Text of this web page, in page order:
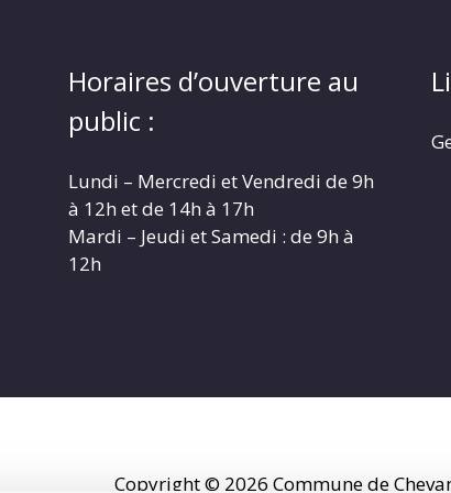
Horaires d’ouverture au
public :
Lundi – Mercredi et Vendredi de 9h
à 12h et de 14h à 17h
Mardi – Jeudi et Samedi : de 9h à
12h
Copyright © 2026Commune de